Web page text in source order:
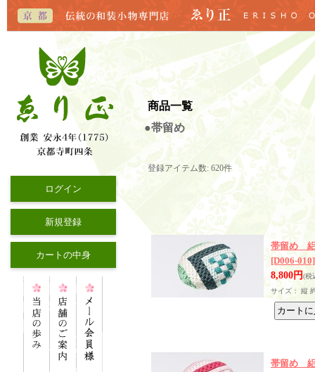
ログイン
新規登録
カートの中身
商品一覧
●帯留め
登録アイテム数: 620件
帯留め
[D006-010]
8,800円(税
サイズ： 縦
帯留め